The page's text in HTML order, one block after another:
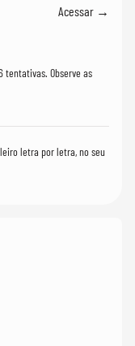
Acessar →
tentativas. Observe as
letra por letra, no seu